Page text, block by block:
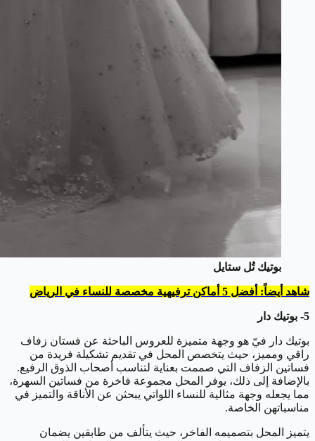
بوتيك تُل ستايل
شاهد أيضاً: أفضل 5 أماكن ترفيهية مخصصة للنساء في الرياض
5- بوتيك دار
بوتيك دار فيّ هو وجهة متميزة للعروس الباحثة عن فستان زفاف
راقي ومميز، حيث يتخصص المحل في تقديم تشكيلة فريدة من
فساتين الزفاف التي صممت بعناية لتناسب أصحاب الذوق الرفيع.
بالإضافة إلى ذلك، يوفر المحل مجموعة فاخرة من فساتين السهرة،
مما يجعله وجهة مثالية للنساء اللواتي يبحثن عن الأناقة والتميز في
مناسباتهن الخاصة.
يتميز المحل بتصميمه الفاخر، حيث يتألف من طابقين يضمان